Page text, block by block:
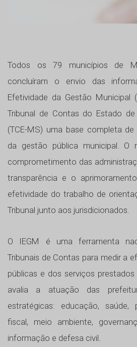
Todos os 79 municípios de
concluíram o envio das
Efetividade da Gestão Municipal
Tribunal de Contas do Estado
(TCE-MS) uma base completa
da gestão pública municipal. O
comprometimento das
transparência e o
efetividade do trabalho de
Tribunal junto aos jurisdicionados.
O IEGM é uma ferramenta
Tribunais de Contas para medir a
públicas e dos serviços
avalia a atuação das
estratégicas: educação, saúde,
fiscal, meio ambiente,
informação e defesa civil.